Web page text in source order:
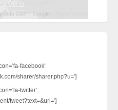
facebook'
sharer/sharer.php?u=']
twitter'
tweet?text=&url=']